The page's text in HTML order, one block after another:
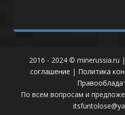
2016 - 2024 © minerussia.ru |
соглашение | Политика
По всем вопросам и